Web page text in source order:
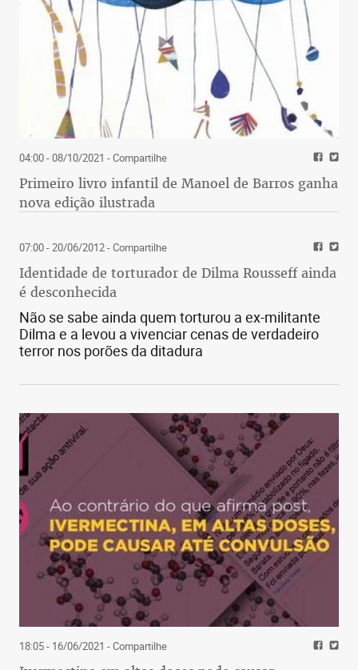
04:00 - 08/10/2021 - Compartilhe
Primeiro livro infantil de Manoel de Barros ganha
nova edição ilustrada
07:00 - 20/06/2012- Compartilhe
Identidade de torturador de Dilma Rousseff ainda
é desconhecida
Não se sabe ainda quem torturou a ex-militante
Dilma e a levou a vivenciar cenas de verdadeiro
terror nos porões da ditadura
18:05 - 16/06/2021 - Compartilhe